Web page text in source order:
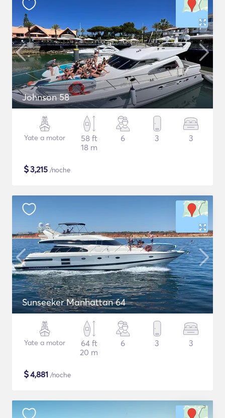
Johnson 58
Yate a motor
58 ft
18 m
6 3 3
$3,215 /noche
Sunseeker Manhattan 64
Yate a motor
64 ft
20 m
6 3 3
$4,881 /noche